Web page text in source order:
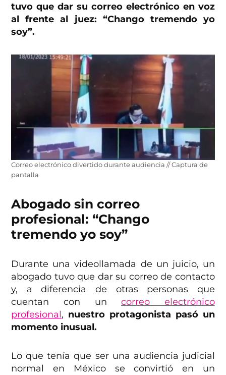
tuvo que dar su correo electrónico en voz
al frente al juez: “Chango tremendo yo
soy”.
Correo electrónico divertido durante audiencia // Captura de
pantalla
Abogado sin correo
profesional: “Chango
tremendo yo soy”
Durante una videollamada de un juicio, un
abogado tuvo que dar su correo de contacto
y, a diferencia de otras personas que
cuentan con uncorreo electrónico
profesional, nuestro protagonista pasó un
momento inusual.
Lo que tenía que ser una audiencia judicial
normal en México se convirtió en un